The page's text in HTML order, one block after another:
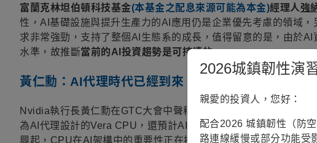
富蘭克林坦伯頓科技基金(本基金之配息來源可能為本金)經理人強
性，AI基礎設施與提升生產力的AI應用仍是企業優先考慮的領域
求非常強勁，支持了整個AI生態系的成長，值得留意的是，由於
水準，故推斷當前的AI投資趨勢是可持續的。
黃仁勳：AI代理時代已經到來
Nvidia執行長黃仁勳在GTC大會中聲稱「
為AI代理設計的Vera CPU，還預計AI代理專用CPU市場可能超
興起，CPU在AI架構中的重要性正在提升，特別在強化學習、編
2026城鎮韌性演
親愛的投資人，您好：
配合2026 城鎮韌性（防空
路連線緩慢或部分功能受